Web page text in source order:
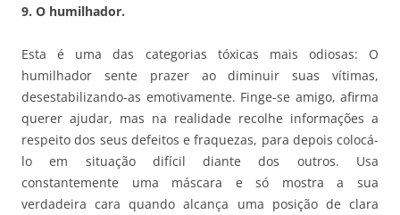
9. O humilhador.
Esta é uma das categorias tóxicas mais odiosas: O
humilhador sente prazer ao diminuir suas vítimas,
desestabilizando-as emotivamente. Finge-se amigo, afirma
querer ajudar, mas na realidade recolhe informações a
respeito dos seus defeitos e fraquezas, para depois colocá-
lo em situação difícil diante dos outros. Usa
constantemente uma máscara e só mostra a sua
verdadeira cara quando alcança uma posição de clara